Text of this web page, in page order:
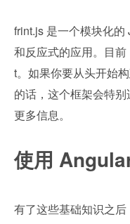
frint.js 是一个模块化
和反应式的应用。目
t。如果你要从头开始
的话，这个框架会特
更多信息。
使用
有了这些基础知识之后